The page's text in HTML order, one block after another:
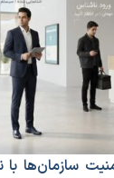
سازمان‌ها